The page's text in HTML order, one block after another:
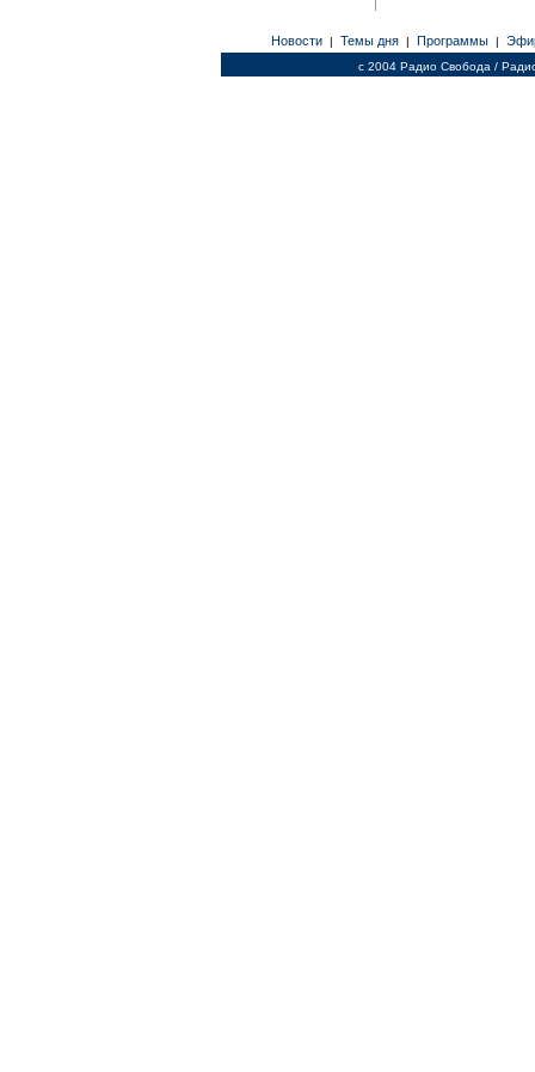
Новости | Темы дня | Программы |
c 2004 Радио Свобода /